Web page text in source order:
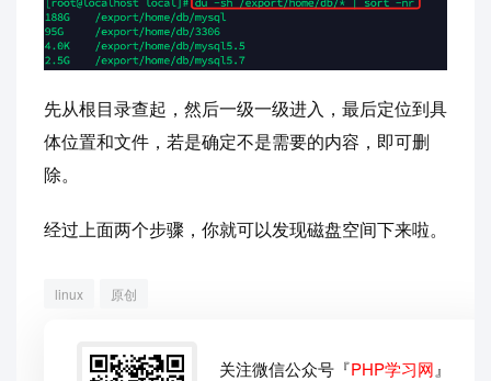
先从根目录查起，然后一级一级进入，最后定位到具
体位置和文件，若是确定不是需要的内容，即可删
除。
经过上面两个步骤，你就可以发现磁盘空间下来啦。
linux 原创
关注微信公众号『PHP学习网 』